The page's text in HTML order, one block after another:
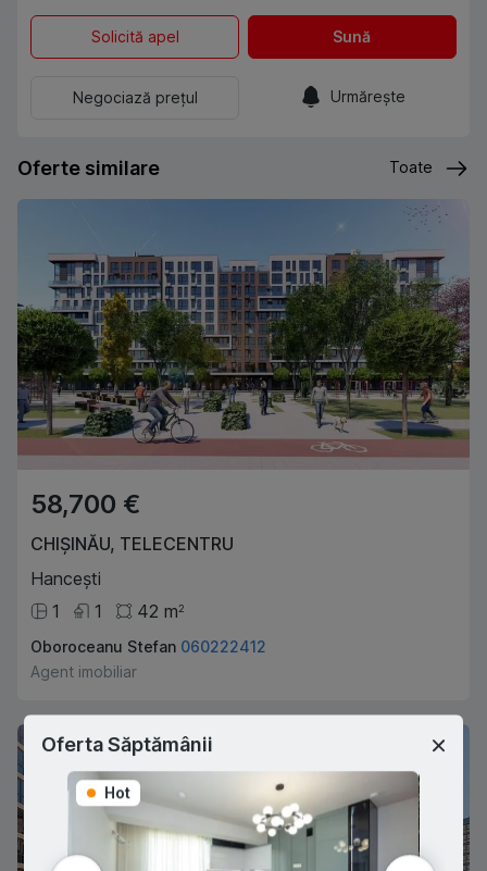
Solicită apel Sună
Negociază prețul Urmărește
Oferte similare Toate
58,700 €
CHIȘINĂU, TELECENTRU
Hancești
1
1 42 m2
Oboroceanu Stefan 060222412
Agent imobiliar
Oferta Săptămânii
Hot